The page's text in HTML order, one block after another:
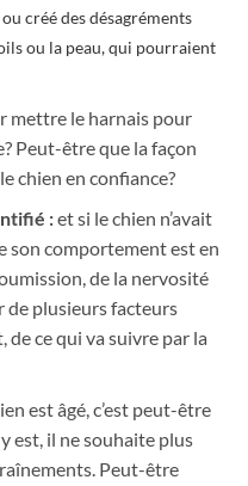
créé des désagréments
ou la peau, qui pourraient
mettre le harnais pour
Peut-être que la façon
chien en confiance?
:et si le chien n’avait
son comportement est en
de la nervosité
plusieurs facteurs
ce qui va suivre par la
est âgé, c’est peut-être
est, il ne souhaite plus
Peut-être